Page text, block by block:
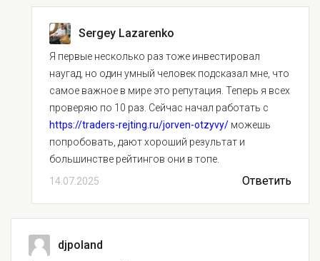
Sergey Lazarenko
Я первые несколько раз тоже инвестировал
наугад, но один умный человек подсказал мне, что
самое важное в мире это репутация. Теперь я всех
проверяю по 10 раз. Сейчас начал работать с
https://traders-rejting.ru/jorven-otzyvy/ можешь
попробовать, дают хороший результат и
большинстве рейтингов они в топе.
14.07.2025
Ответить
djpoland